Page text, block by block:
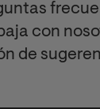
con
de